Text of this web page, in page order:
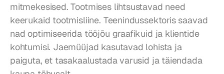
mitmekesised. Tootmises lihtsustavad need
keerukaid tootmisliine. Teenindussektoris saavad
nad optimiseerida tööjõu graafikuid ja klientide
kohtumisi. Jaemüüjad kasutavad lohista ja
paiguta, et tasakaalustada varusid ja täiendada